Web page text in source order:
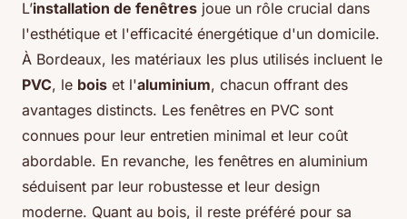
L’installation de fenêtres joue un rôle crucial dans
l'esthétique et l'efficacité énergétique d'un domicile.
À Bordeaux, les matériaux les plus utilisés incluent le
PVC, le bois et l'aluminium, chacun offrant des
avantages distincts. Les fenêtres en PVC sont
connues pour leur entretien minimal et leur coût
abordable. En revanche, les fenêtres en aluminium
séduisent par leur robustesse et leur design
moderne. Quant au bois, il reste préféré pour sa